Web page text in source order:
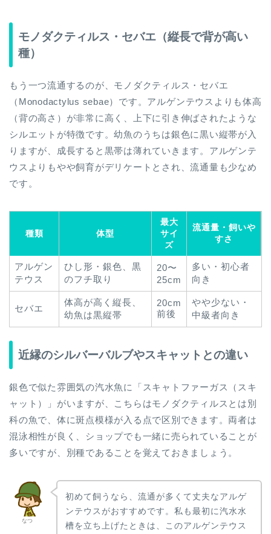
モノダクティルス・セバエ（縦長で背が高い
種）
もう一つ流通するのが、モノダクティルス・セバエ
（Monodactylus sebae）です。アルゲンテウスよりも体高
（背の高さ）が非常に高く、上下に引き伸ばされたような
シルエットが特徴です。幼魚のうちは銀色に黒い縦帯が入
りますが、成長すると黒帯は薄れていきます。アルゲンテ
ウスよりもやや飼育がデリケートとされ、流通量も少なめ
です。
種類 体型
最大
サイ
ズ
流通量・飼いや
すさ
アルゲン
テウス
ひし形・銀色、黒
のフチ取り
20〜
25cm
多い・初心者
向き
セバエ
体高が高く縦長、
幼魚は黒縦帯
20cm
前後
やや少ない・
中級者向き
近縁のシルバーバルブやスキャットとの違い
銀色で似た雰囲気の汽水魚に「スキャトファーガス（スキ
ャット）」がいますが、こちらはモノダクティルスとは別
科の魚で、体に斑点模様が入る点で区別できます。両者は
混泳相性が良く、ショップでも一緒に売られていることが
多いですが、別種であることを覚えておきましょう。
なつ
初めて飼うなら、流通が多くて丈夫なアルゲ
ンテウスがおすすめです。私も最初に汽水水
槽を立ち上げたときは、このアルゲンテウス